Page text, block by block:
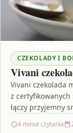
CZEKOLADY I
Vivani
Vivani czekolada
z certyfikowanych
łączy przyjemny
4 minut czytania